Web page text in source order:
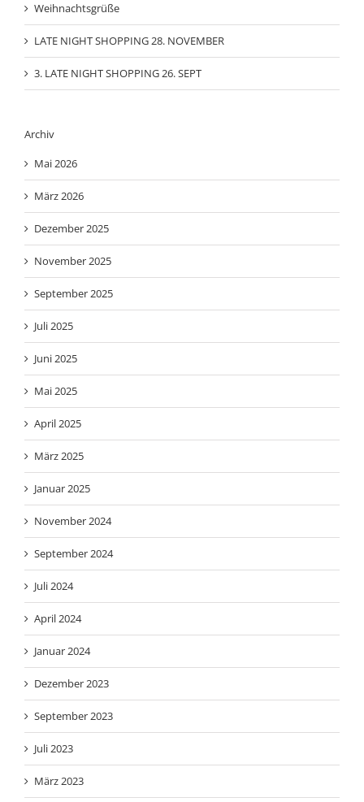
Weihnachtsgrüße
LATE NIGHT SHOPPING 28. NOVEMBER
3. LATE NIGHT SHOPPING 26. SEPT
Archiv
Mai 2026
März 2026
Dezember 2025
November 2025
September 2025
Juli 2025
Juni 2025
Mai 2025
April 2025
März 2025
Januar 2025
November 2024
September 2024
Juli 2024
April 2024
Januar 2024
Dezember 2023
September 2023
Juli 2023
März 2023